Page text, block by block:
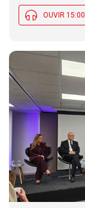
OUVIR 15:00